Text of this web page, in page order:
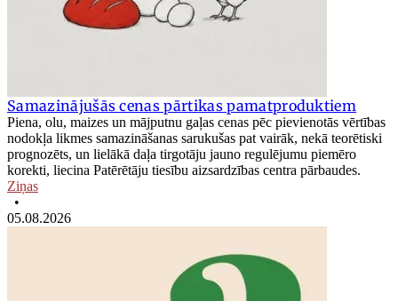
Samazinājušās cenas pārtikas pamatproduktiem
Piena, olu, maizes un mājputnu gaļas cenas pēc pievienotās vērtības
nodokļa likmes samazināšanas sarukušas pat vairāk, nekā teorētiski
prognozēts, un lielākā daļa tirgotāju jauno regulējumu piemēro
korekti, liecina Patērētāju tiesību aizsardzības centra pārbaudes.
Ziņas
•
05.08.2026